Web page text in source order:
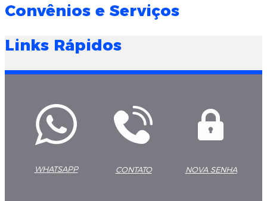
Convênios e Serviços
Links Rápidos
WHATSAPP CONTATO NOVA SENHA